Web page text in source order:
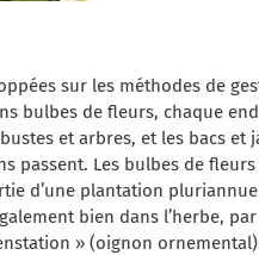
sur les méthodes de
bulbes de fleurs, chaque
et arbres, et les bacs et
Les bulbes de fleurs
d’une plantation
bien dans l’herbe,
» (oignon